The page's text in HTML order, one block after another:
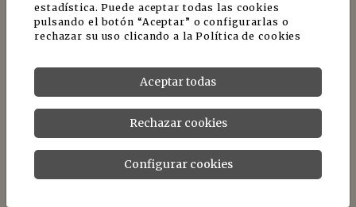
Comentario
estadística. Puede aceptar todas las cookies
pulsando el botón “Aceptar” o configurarlas o
rechazar su uso clicando a laPolítica de cookies
Aceptar todas
Rechazar cookies
Configurar cookies